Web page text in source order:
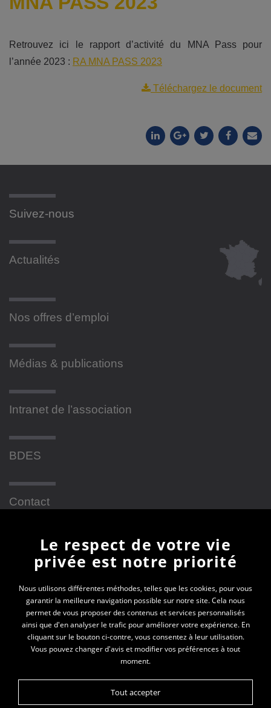
Retrouvez ici le rapport d’activité du MNA Pass pour
l’année 2023 : RA MNA PASS 2023
Téléchargez le document
Suivez-nous
Actualités
Nos offres d’emploi
Médias & publications
Intranet de l’association
BDES
Contact
Newsletter
En vous inscrivant à la newsletter, vous recevrez
toutes les actualités des PEP 69
Votre e-mail*
Le respect de votre vie
privée est notre priorité
Nous utilisons différentes méthodes, telles que les cookies, pour vous
garantir la meilleure navigation possible sur notre site. Cela nous
permet de vous proposer des contenus et services personnalisés
ainsi que d'en analyser le trafic pour améliorer votre expérience. En
cliquant sur le bouton ci-contre, vous consentez à leur utilisation.
Vous pouvez changer d'avis et modifier vos préférences à tout
moment.
Tout accepter